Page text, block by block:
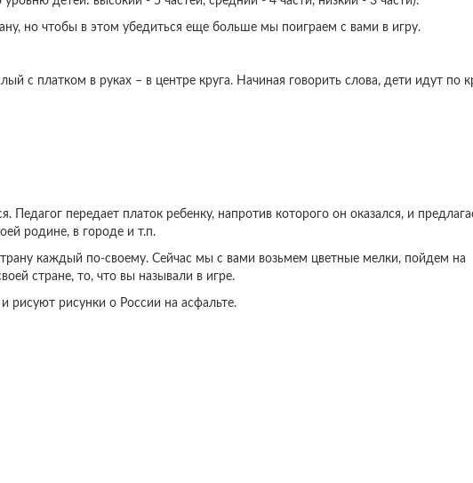
но чтобы в этом убедиться еще больше мы поиграем с вами в игру.
с платком в руках – в центре круга. Начиная говорить слова, дети идут по
Педагог передает платок ребенку, напротив которого он оказался, и
родине, в городе и т.п.
каждый по-своему. Сейчас мы с вами возьмем цветные мелки, пойдем на
стране, то, что вы называли в игре.
рисуют рисунки о России на асфальте.